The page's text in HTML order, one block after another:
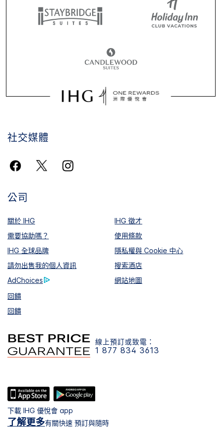
社交媒體
公司
關於 IHG
IHG 徵才
需要協助嗎？
使用條款
IHG 全球品牌
隱私權與 Cookie 中心
請勿出售我的個人資訊
搜索酒店
AdChoices
網站地圖
回饋
回饋
線上預訂或致電：
1 877 834 3613
下載 IHG 優悅會 app
了解更多有關快速 預訂與隨時